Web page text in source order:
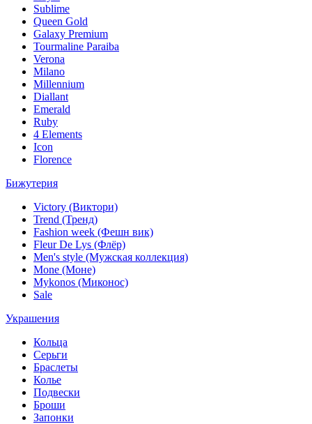
Sublime
Queen Gold
Galaxy Premium
Tourmaline Paraiba
Verona
Milano
Millennium
Diallant
Emerald
Ruby
4 Elements
Icon
Florence
Бижутерия
Victory (Виктори)
Trend (Тренд)
Fashion week (Фешн вик)
Fleur De Lys (Флёр)
Men's style (Мужская коллекция)
Mone (Моне)
Mykonos (Миконос)
Sale
Украшения
Кольца
Серьги
Браслеты
Колье
Подвески
Броши
Запонки